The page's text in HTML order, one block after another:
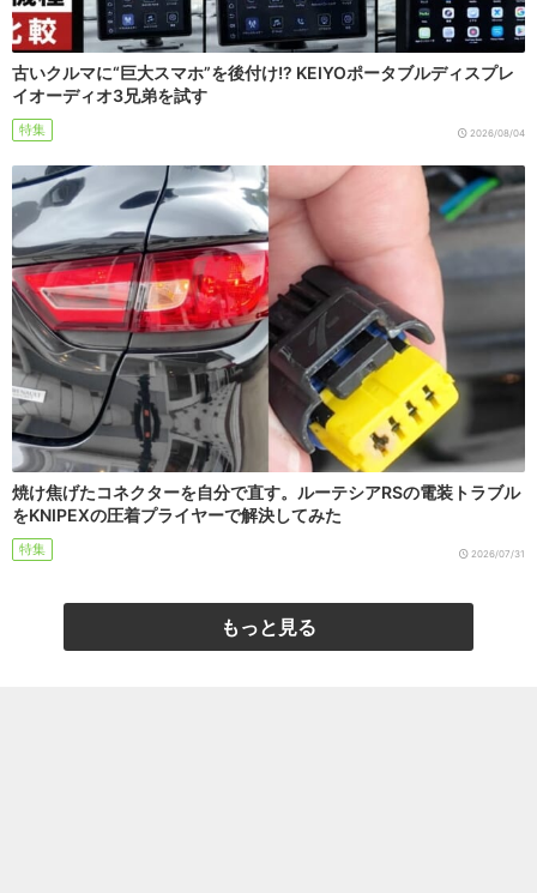
古いクルマに“巨大スマホ”を後付け!? KEIYOポータブルディスプレ
イオーディオ3兄弟を試す
特集 2026/08/04
焼け焦げたコネクターを自分で直す。ルーテシアRSの電装トラブル
をKNIPEXの圧着プライヤーで解決してみた
特集 2026/07/31
もっと見る